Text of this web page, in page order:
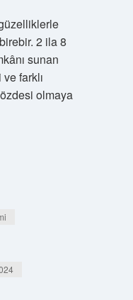
2 ila 8
sunan
farklı
olmaya